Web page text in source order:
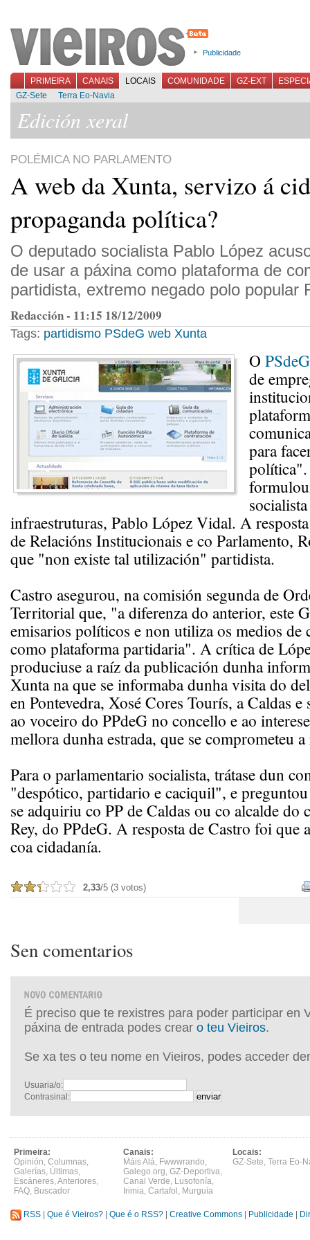
Publicidade
PRIMEIRA CANAIS LOCAIS COMUNIDADE GZ-EXT
GZ-Sete
Terra Eo-Navia
Edición xeral
POLÉMICA NO PARLAMENTO
A web da Xunta, servizo á
propaganda política?
O deputado socialista Pablo López
de usar a páxina como plataforma de
partidista, extremo negado polo popular
Redacción - 11:15 18/12/2009
Tags: partidismo PSdeG web Xunta
O PSdeG
de
para
infraestruturas, Pablo López Vidal. A
de Relacións Institucionais e co Parlamento,
que "non existe tal utilización" partidista.
Castro asegurou, na comisión segunda de
Territorial que, "a diferenza do anterior, este
emisarios políticos e non utiliza os medios de
como plataforma partidaria". A crítica de
produciuse a raíz da publicación dunha
Xunta na que se informaba dunha visita do
en Pontevedra, Xosé Cores Tourís, a Caldas e
ao voceiro do PPdeG no concello e ao
mellora dunha estrada, que se comprometeu
Para o parlamentario socialista, trátase dun
"despótico, partidario e caciquil", e
se adquiriu co PP de Caldas ou co alcalde do
Rey, do PPdeG. A resposta de Castro foi que
coa cidadanía.
2,33/5 (3 votos)
Sen comentarios
É preciso que te rexistres para poder participar en
páxina de entrada podes crear o teu Vieiros.
Se xa tes o teu nome en Vieiros, podes acceder
Usuaria/o:
Contrasinal:
Primeira:
Opinión, Columnas,
Galerías, Últimas,
Escáneres,Anteriores,
FAQ, Buscador
Canais:
Máis Alá, Fwwwrando,
Galego.org, GZ-Deportiva,
Canal Verde, Lusofonía,
Irimia, Cartafol , Murguía
Locais:
GZ-Sete, Terra Eo-
RSS Que é Vieiros? Que é o RSS? Creative Commons Publicidade